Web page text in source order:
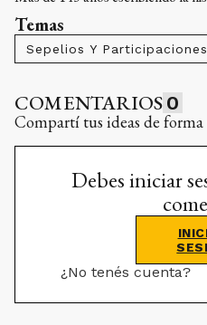
Temas
Sepelios Y Participaciones
COMENTARIOS 0
Compartí tus ideas de forma
Debes iniciar
¿No tenés cuenta?